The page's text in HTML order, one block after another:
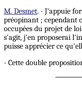
M. Desmet. - J'appuie
préopinant ; cependant
occupées du projet de
s'agit, j'en proposerai
puisse apprécier ce
- Cette double